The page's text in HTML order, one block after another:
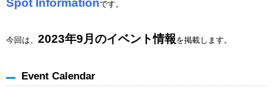
Spot Informationです。
今回は、 2023年9月のイベント情報を掲載します。
Event Calendar